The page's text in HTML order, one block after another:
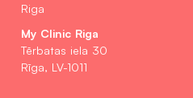
Riga
My Clinic Riga
Tērbatas iela 30
Rīga, LV-1011